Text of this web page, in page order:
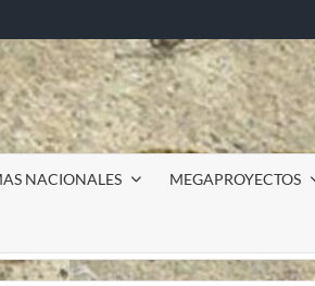
NACIONALES MEGAPROYECTOS